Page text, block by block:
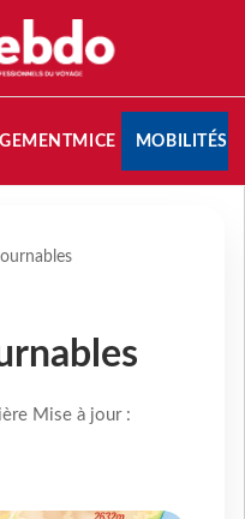
MICE MOBILITÉS
Mise à jour :